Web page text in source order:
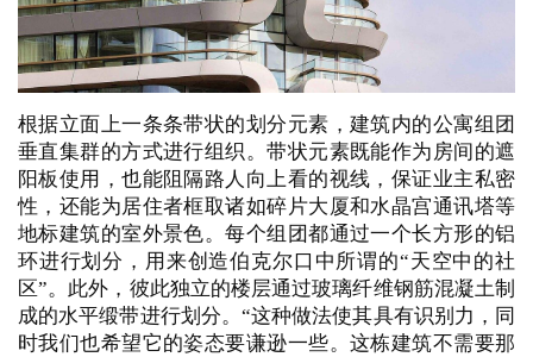
根据立面上一条条带状的划分元素，建筑内的公寓组团
垂直集群的方式进行组织。带状元素既能作为房间的遮
阳板使用，也能阻隔路人向上看的视线，保证业主私密
性，还能为居住者框取诸如碎片大厦和水晶宫通讯塔等
地标建筑的室外景色。每个组团都通过一个长方形的铝
环进行划分，用来创造伯克尔口中所谓的“天空中的社
区”。此外，彼此独立的楼层通过玻璃纤维钢筋混凝土制
成的水平缎带进行划分。 “这种做法使其具有识别力，同
时我们也希望它的姿态要谦逊一些。这栋建筑不需要那